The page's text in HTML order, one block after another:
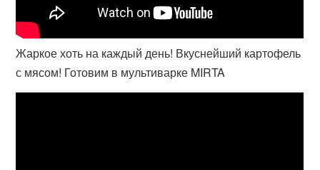
Жаркое хоть на каждый день! Вкуснейший картофель
с мясом! Готовим в мультиварке MIRTA